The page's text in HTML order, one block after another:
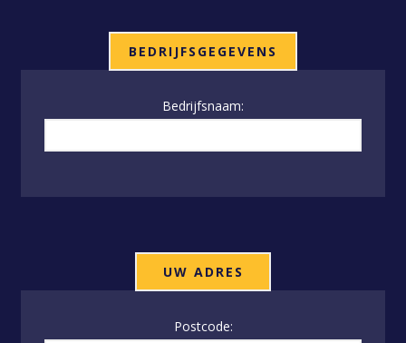
BEDRIJFSGEGEVENS
Bedrijfsnaam:
UW ADRES
Postcode: